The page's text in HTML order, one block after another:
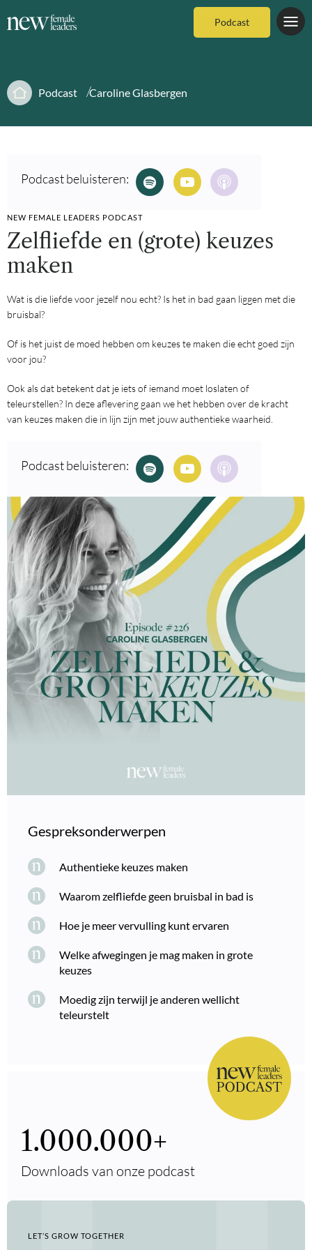
Podcast
Podcast Caroline Glasbergen
Podcast beluisteren:
NEW FEMALE LEADERS PODCAST
Zelfliefde en (grote) keuzes
maken
Wat is die liefde voor jezelf nou echt? Is het in bad gaan liggen met die
bruisbal?
Of is het juist de moed hebben om keuzes te maken die echt goed zijn
voor jou?
Ook als dat betekent dat je iets of iemand moet loslaten of
teleurstellen? In deze aflevering gaan we het hebben over de kracht
van keuzes maken die in lijn zijn met jouw authentieke waarheid.
Podcast beluisteren:
Gespreksonderwerpen
Authentieke keuzes maken
Waarom zelfliefde geen bruisbal in bad is
Hoe je meer vervulling kunt ervaren
Welke afwegingen je mag maken in grote
keuzes
Moedig zijn terwijl je anderen wellicht
teleurstelt
Downloads van onze podcast
1.000.000+
LET’S GROW TOGETHER